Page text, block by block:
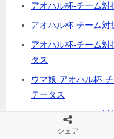
アオハル杯-チーム対
アオハル杯-チーム対
アオハル杯-チーム対
タス
ウマ娘-アオハル杯-
テータス
アオハル杯-チーム
シェア